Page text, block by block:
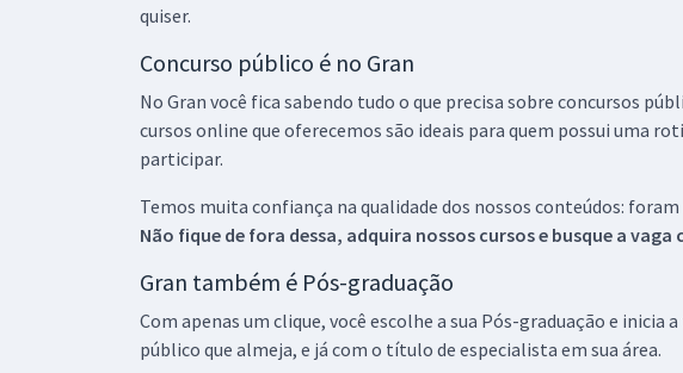
quiser.
Concurso público é no Gran
No Gran você fica sabendo tudo o que precisa sobre concursos
cursos online que oferecemos são ideais para quem possui uma
participar.
Temos muita confiança na qualidade dos nossos conteúdos:
Não fique de fora dessa, adquira nossos cursos e busque a
Gran também é Pós-graduação
Com apenas um clique, você escolhe a sua Pós-graduação e
público que almeja, e já com o título de especialista em sua área.